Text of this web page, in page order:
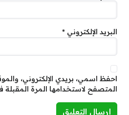
البريد الإلكتروني *
احفظ اسمي، بريدي الإلكتروني،
المتصفح لاستخدامها المرة المقبلة